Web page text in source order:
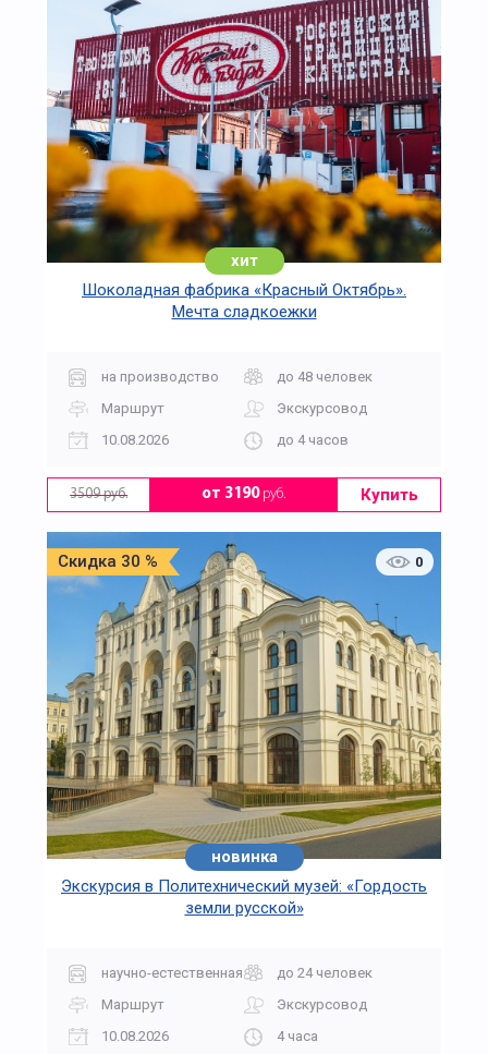
хит
Шоколадная фабрика «Красный Октябрь».
Мечта сладкоежки
на производство
до 48 человек
Маршрут
Экскурсовод
10.08.2026
до 4 часов
3509 руб. от 3190руб. Купить
Скидка 30 % 0
новинка
Экскурсия в Политехнический музей: «Гордость
земли русской»
научно-естественная
до 24 человек
Маршрут
Экскурсовод
10.08.2026
4 часа